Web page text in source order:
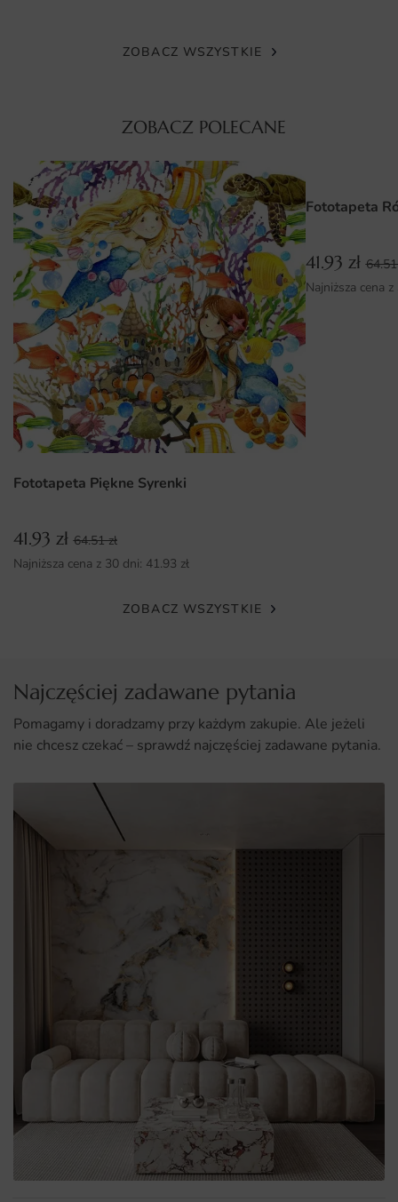
nawet w trudniejszych warunkach. To idealne rozwiązanie
Fototapeta "Piękno Akropolu" dostępna jest w różnych
wymiarach, co pozwala na idealne dopasowanie do
potrzeb Twojego wnętrza. Możesz zamówić ją w
standardowych rozmiarach lub dostosować do
indywidualnych wymagań, co sprawia, że montaż staje się
prosty i przyjemny. Dzięki intuicyjnym instrukcjom,
samodzielny montaż fototapety jest szybki i
bezproblemowy, co pozwala na natychmiastową
metamorfozę przestrzeni.
Dlaczego warto wybrać tę fototapetę
Unikalny design, który przyciąga uwagę i ożywia
przestrzeń.
Wysoka jakość druku zapewniająca trwałość i
Wszechstronność zastosowania – idealna do różnych
typów wnętrz.
ZOBACZ WSZYSTKIE
ZOBACZ POLECANE
Fototapeta Piękne Syrenki
41.93 zł 64.51zł
Najniższa cena z 30 dni: 41.93 zł
Fototapeta
41.93 zł
Najniższa cena
ZOBACZ WSZYSTKIE
Najczęściej zadawane pytania
Pomagamy i doradzamy przy każdym zakupie. Ale jeżeli
nie chcesz czekać – sprawdź najczęściej zadawane pytania.